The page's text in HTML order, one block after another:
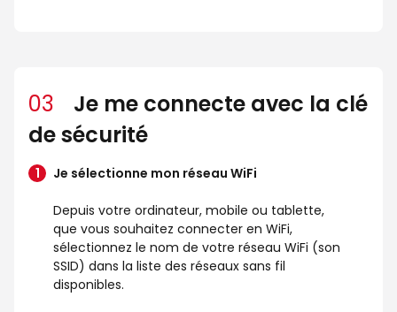
03
Je me connecte avec la clé
de sécurité
Je sélectionne mon réseau WiFi
Depuis votre ordinateur, mobile ou tablette,
que vous souhaitez connecter en WiFi,
sélectionnez le nom de votre réseau WiFi (son
SSID) dans la liste des réseaux sans fil
disponibles.